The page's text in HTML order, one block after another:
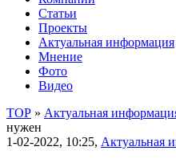
Статьи
Проекты
Актуальная информация
Мнение
Фото
Видео
ТОР » Актуальная
нужен
1-02-2022, 10:25, Актуальная